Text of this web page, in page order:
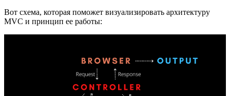
Вот схема, которая поможет визуализировать архитектуру
MVC и принцип ее работы: